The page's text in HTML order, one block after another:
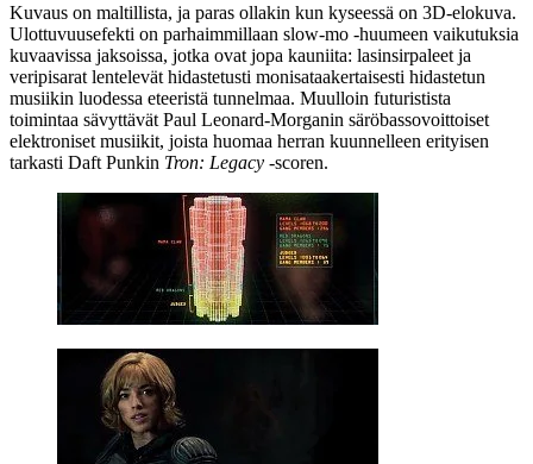
Kuvaus on maltillista, ja paras ollakin kun kyseessä on 3D‑elokuva.
Ulottuvuusefekti on parhaimmillaan slow‑mo ‑huumeen vaikutuksia
kuvaavissa jaksoissa, jotka ovat jopa kauniita: lasinsirpaleet ja
veripisarat lentelevät hidastetusti monisataakertaisesti hidastetun
musiikin luodessa eteeristä tunnelmaa. Muulloin futuristista
toimintaa sävyttävät Paul Leonard-Morganin säröbassovoittoiset
elektroniset musiikit, joista huomaa herran kuunnelleen erityisen
tarkasti Daft Punkin Tron: Legacy ‑scoren.